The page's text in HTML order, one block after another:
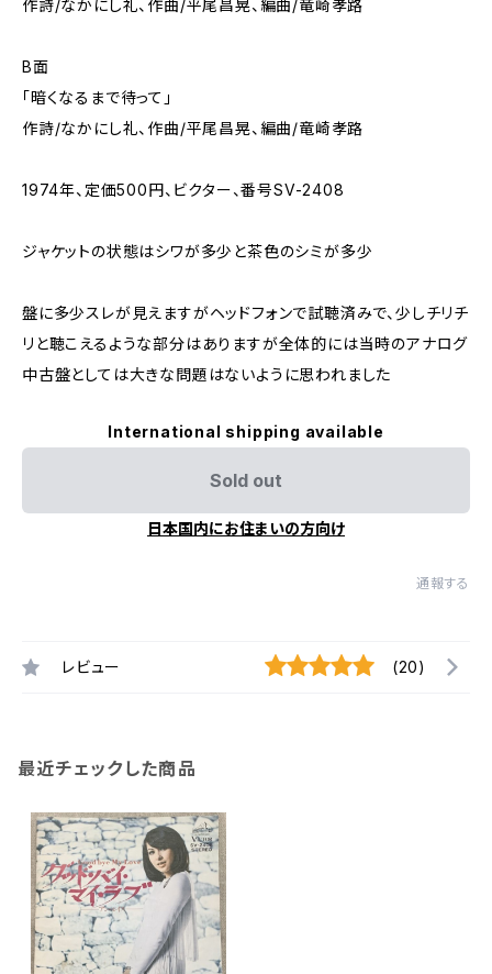
作詩/なかにし礼、作曲/平尾昌晃、編曲/竜崎孝路
B面
「暗くなるまで待って」
作詩/なかにし礼、作曲/平尾昌晃、編曲/竜崎孝路
1974年、定価500円、ビクター、番号SV-2408
ジャケットの状態はシワが多少と茶色のシミが多少
盤に多少スレが見えますがヘッドフォンで試聴済みで、少しチリチ
リと聴こえるような部分はありますが全体的には当時のアナログ
中古盤としては大きな問題はないように思われました
International shipping available
Sold out
日本国内にお住まいの方向け
通報する
レビュー (20)
最近チェックした商品